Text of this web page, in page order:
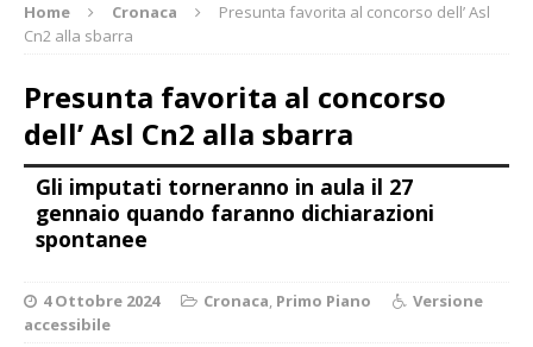
Home Cronaca
Presunta favorita al concorso dell’ Asl
Cn2 alla sbarra
Presunta favorita al concorso
dell’ Asl Cn2 alla sbarra
Gli imputati torneranno in aula il 27
gennaio quando faranno dichiarazioni
spontanee
4 Ottobre 2024 Cronaca, Primo Piano
Versione
accessibile